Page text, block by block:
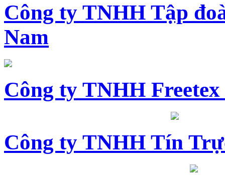
Công ty TNHH Tập
Nam
Công ty TNHH
Công ty TNHH Tín